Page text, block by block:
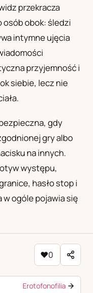
przekracza
obok: śledzi
intymne ujęcia
przyjemność i
siebie, lecz nie
gdy
gry albo
na innych.
występu,
hasło stop i
w ogóle pojawia się
♥0
Erotofonofilia